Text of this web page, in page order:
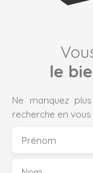
le
Ne manquez
recherche en
Prénom